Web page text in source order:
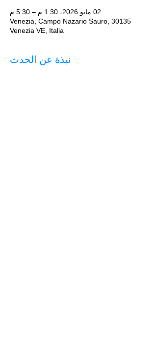
02 مايو 2026، 1:30 م – 5:30 م
Venezia, Campo Nazario Sauro, 30135
Venezia VE, Italia
نبذة عن الحدث